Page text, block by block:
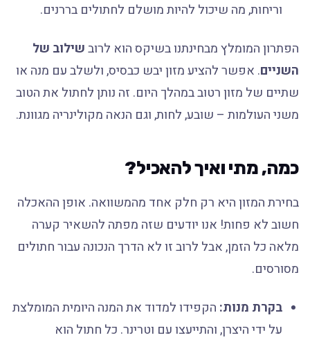
וריחות, מה שיכול להיות מושלם לחתולים בררנים.
הפתרון המומלץ מבחינתנו בשיקס הוא לרובשילוב של
השניים. אפשר להציע מזון יבש כבסיס, ולשלב עם מנה או
שתיים של מזון רטוב במהלך היום. זה נותן לחתול את הטוב
משני העולמות – שובע, לחות, וגם הנאה מקולינריה מגוונת.
כמה, מתי ואיך להאכיל?
בחירת המזון היא רק חלק אחד מהמשוואה. אופן ההאכלה
חשוב לא פחות! אנו יודעים שזה מפתה להשאיר קערה
מלאה כל הזמן, אבל לרוב זו לא הדרך הנכונה עבור חתולים
מסורסים.
בקרת מנות:הקפידו למדוד את המנה היומית המומלצת
על ידי היצרן, והתייעצו עם וטרינר. כל חתול הוא